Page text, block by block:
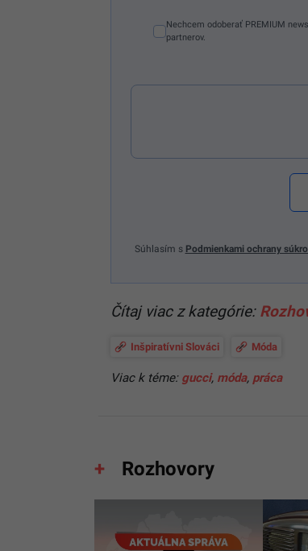
Nechcem odoberať PREMIUM
partnerov.
Súhlasím s Podmienkami ochrany
Čítaj viac z kategórie:
Inšpiratívni Slováci Móda
Viac k téme: gucci, móda, práca
Rozhovory